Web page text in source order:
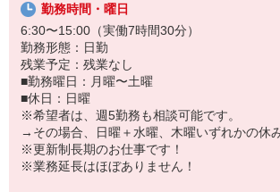
帰庫後、パッカー内の清掃をお任せします。
■ポイント
＼お任せしたいお仕事はこれだけ！／
ドライバーと共に業務を行う為、
丁寧に教える環境が整えられています♪
未経験の方でも安心してご就業可能☆
安定して月収28万円近く稼げて
週払いも対応可能◎
勤務時間・曜日
6:30〜15:00（実働7時間30分）
勤務形態：日勤
残業予定：残業なし
■勤務曜日：月曜〜土曜
■休日：日曜
※希望者は、週5勤務も相談可能です。
→その場合、日曜＋水曜、木曜いずれかの休
※更新制長期のお仕事です！
※業務延長はほぼありません！